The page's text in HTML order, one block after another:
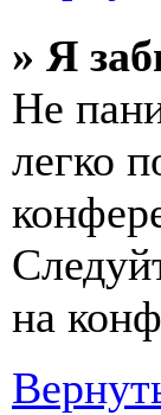
» Я
Не
легко
на